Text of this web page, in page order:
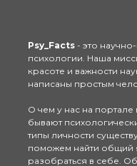
Psy_Facts - это
психологии. Наша
красоте и важности
написаны простым
О чем у нас на
бывают
типы личности
поможем найти общий
разобраться в себе.